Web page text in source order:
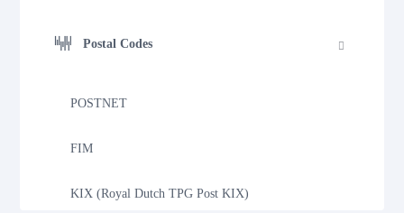
Postal Codes
POSTNET
FIM
KIX (Royal Dutch TPG Post KIX)